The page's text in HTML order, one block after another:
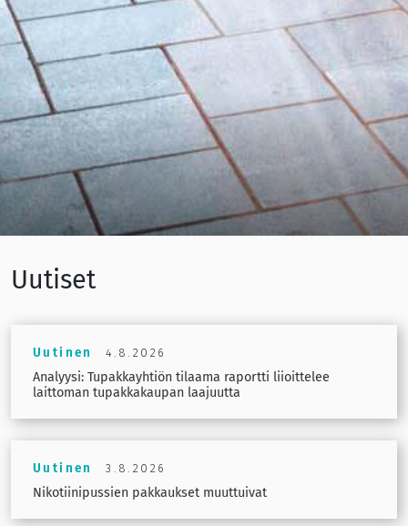
Uutiset
Uutinen 4.8.2026
Analyysi: Tupakkayhtiön tilaama raportti liioittelee
laittoman tupakkakaupan laajuutta
Uutinen 3.8.2026
Nikotiinipussien pakkaukset muuttuivat